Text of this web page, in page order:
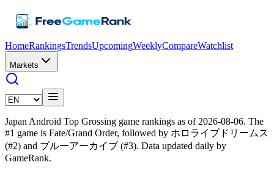
HomeRankingsTrendsUpcomingWeeklyCompareWatchlist
Markets
Japan Android Top Grossing game rankings as of 2026-08-06. The
#1 game is Fate/Grand Order, followed by ホロライブドリームス
(#2) and ブルーアーカイブ (#3). Data updated daily by
GameRank.